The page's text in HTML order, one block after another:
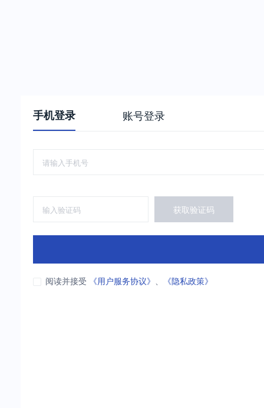
手机登录 账号登录
获取验证码
阅读并接受 《用户服务协议》 、 《隐私政策》